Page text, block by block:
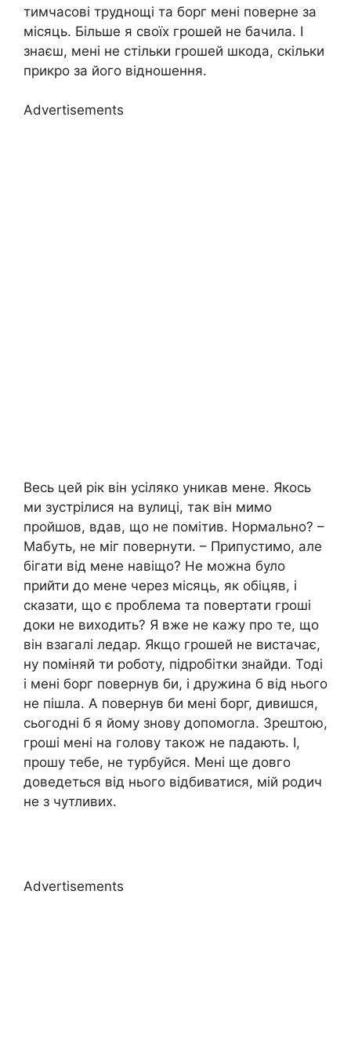
тимчасові труднощі та борг мені поверне за
місяць. Більше я своїх грошей не бачила. І
знаєш, мені не стільки грошей шкода, скільки
прикро за його відношення.
Advertisements
Весь цей рік він усіляко уникав мене. Якось
ми зустрілися на вулиці, так він мимо
пройшов, вдав, що не помітив. Нормально? –
Мабуть, не міг повернути. – Припустимо, але
бігати від мене навіщо? Не можна було
прийти до мене через місяць, як обіцяв, і
сказати, що є проблема та повертати гроші
доки не виходить? Я вже не кажу про те, що
він взагалі ледар. Якщо грошей не вистачає,
ну поміняй ти роботу, підробітки знайди. Тоді
і мені борг повернув би, і дружина б від нього
не пішла. А повернув би мені борг, дивишся,
сьогодні б я йому знову допомогла. Зрештою,
гроші мені на голову також не падають. І,
прошу тебе, не турбуйся. Мені ще довго
доведеться від нього відбиватися, мій родич
не з чутливих.
Advertisements